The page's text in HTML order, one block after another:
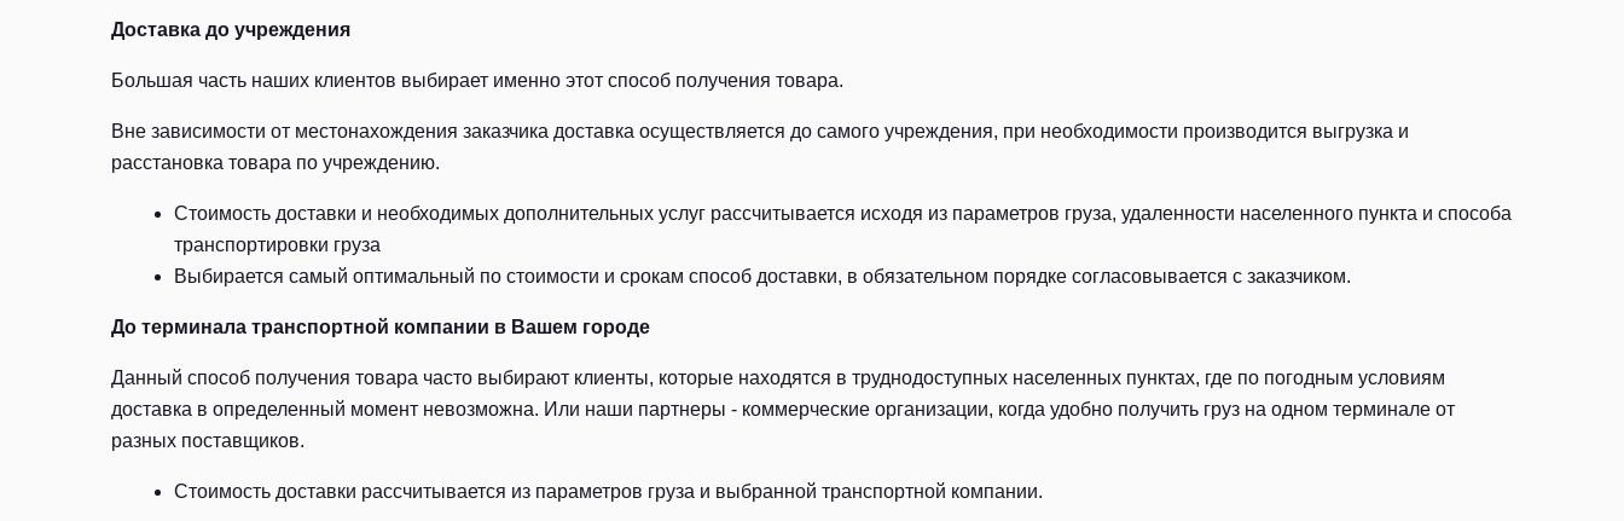
Доставка до учреждения
Большая часть наших клиентов выбирает именно этот способ получения товара.
Вне зависимости от местонахождения заказчика доставка осуществляется до самого учреждения, при необходимости производится выгрузка и
расстановка товара по учреждению.
Стоимость доставки и необходимых дополнительных услуг рассчитывается исходя из параметров груза, удаленности населенного пункта и способа
транспортировки груза
Выбирается самый оптимальный по стоимости и срокам способ доставки, в обязательном порядке согласовывается с заказчиком.
До терминала транспортной компании в Вашем городе
Данный способ получения товара часто выбирают клиенты, которые находятся в труднодоступных населенных пунктах, где по погодным условиям
доставка в определенный момент невозможна. Или наши партнеры - коммерческие организации, когда удобно получить груз на одном терминале от
разных поставщиков.
Стоимость доставки рассчитывается из параметров груза и выбранной транспортной компании.